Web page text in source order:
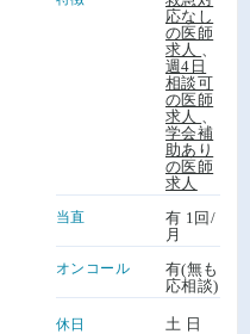
応なし
の医師
求人
週4日
相談可
の医師
求人
学会補
助あり
の医師
求人
当直
有 1回/
月
オンコール
有(無も
応相談)
休日
土 日